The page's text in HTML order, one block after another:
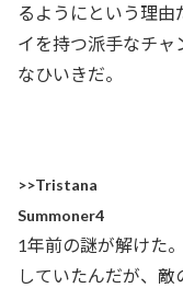
るようにという理
イを持つ派手なチャ
なひいきだ。
>>Tristana
Summoner4
1年前の謎が解けた
していたんだが、